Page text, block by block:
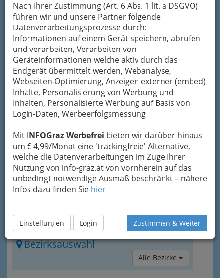
Nach Ihrer Zustimmung (Art. 6 Abs. 1 lit. a DSGVO)
führen wir und unsere Partner folgende
Datenverarbeitungsprozesse durch:
Informationen auf einem Gerät speichern, abrufen
und verarbeiten, Verarbeiten von
Geräteinformationen welche aktiv durch das
Endgerät übermittelt werden, Webanalyse,
Webseiten-Optimierung, Anzeigen externer (embed)
Inhalte, Personalisierung von Werbung und
Inhalten, Personalisierte Werbung auf Basis von
Login-Daten, Werbeerfolgsmessung
Mit INFOGraz Werbefrei bieten wir darüber hinaus
um € 4,99/Monat eine 'trackingfreie' Alternative,
welche die Datenverarbeitungen im Zuge Ihrer
Nutzung von info-graz.at von vornherein auf das
unbedingt notwendige Ausmaß beschränkt – nähere
Infos dazu finden Sie hier
Einstellungen Login Zustimmen & Weiter
So gesehen machen dieGrazer Restaurants
eine kulinarische Reise fast durch die ganze Welt
möglich, ohne dass Sie Graz und Umgebung
verlassen müssen! Lassen Sie sich ein auf ein
Abenteuer und probieren SieSpezialitäten,die
Sie noch nie gekostet habenund Lokale, die Sie
noch nie betreten haben!
ObPizzeria, rustikale Gaststube, Haubenlokal
oder Fischrestaurant
: Die Auswahl ist groß und
es gibt kaum eine kulinarische Vorliebe, die in
Graz nicht bedient wird. In dieser Stadt und
Ihrem Umland können Sie nicht nur einfach
essen gehen, sondern auch Feste feiern (von
Hochzeiten bis zu Firmenfeiern),
Veranstaltungsräume mieten
bestellen. Haben Sie Lust auf mehr bekommen?
Hier eine Zusammenstellung von Restaurants in
Graz und Graz Umgebung:
Bezirksauswahl
Alle Bezirke